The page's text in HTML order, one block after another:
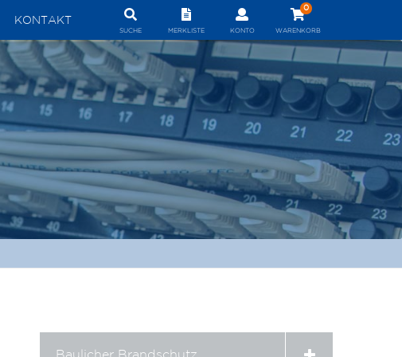
KONTAKT
WARENKORB
0
KONTO
MERKLISTE
SUCHE
Baulicher Brandschutz
Expand